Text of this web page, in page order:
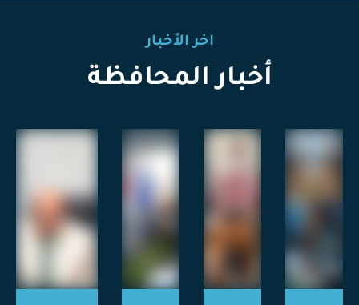
اخر الأخبار
أخبار المحافظة